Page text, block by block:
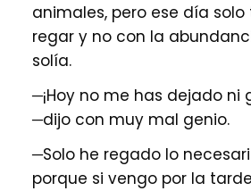
animales, pero ese día
regar y no con la
solía.
─¡Hoy no me has dejado ni
─dijo con muy mal genio.
─Solo he regado lo
porque si vengo por la